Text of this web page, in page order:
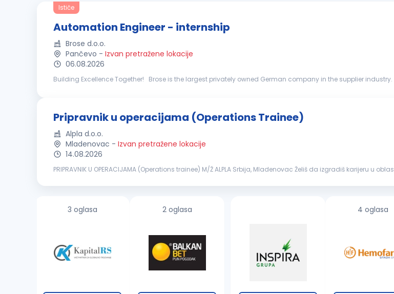
Ističe
Automation Engineer - internship
Brose d.o.o.
Pančevo - Izvan pretražene lokacije
06.08.2026
Building Excellence Together! Brose is the largest privately owned German company in the supplier industry. Every third new car is equipped with at least one
Pripravnik u operacijama (Operations Trainee)
Alpla d.o.o.
Mladenovac - Izvan pretražene lokacije
14.08.2026
PRIPRAVNIK U OPERACIJAMA (Operations trainee) M/Ž ALPLA Srbija, Mladenovac Želiš da izgradiš karijeru
3 oglasa 2 oglasa 4 oglasa